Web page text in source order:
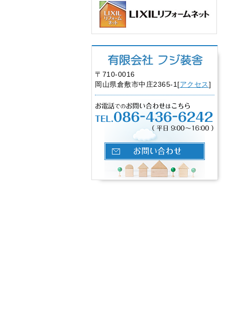
〒710-0016
岡山県倉敷市中庄2365-1[アクセス ]